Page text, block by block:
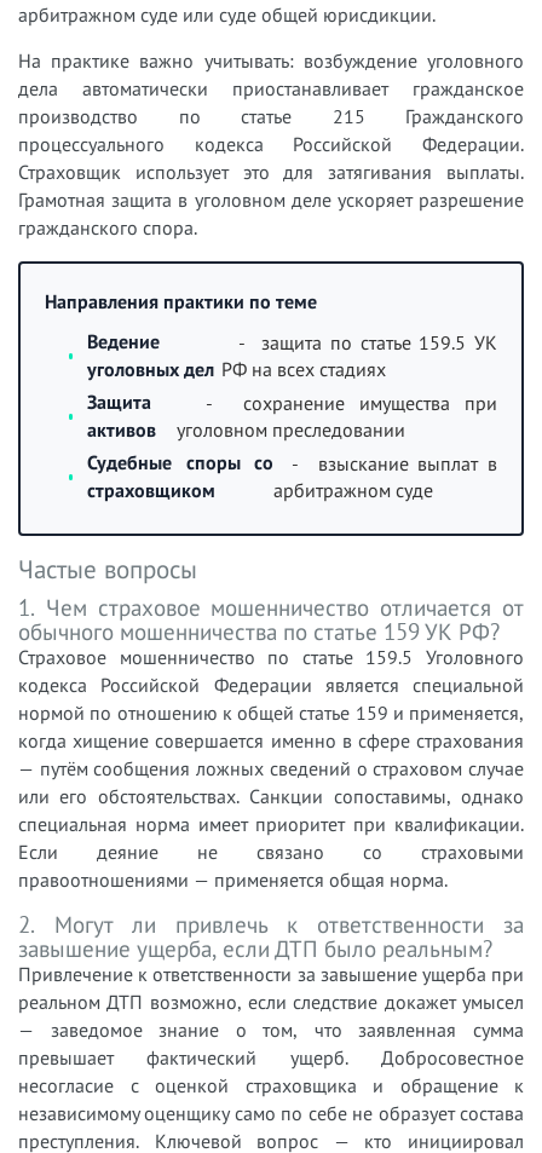
арбитражном суде или суде общей юрисдикции.
На практике важно учитывать: возбуждение уголовного
дела автоматически приостанавливает гражданское
производство по статье 215 Гражданского
процессуального кодекса Российской Федерации.
Страховщик использует это для затягивания выплаты.
Грамотная защита в уголовном деле ускоряет разрешение
гражданского спора.
Направления практики по теме
Ведение
уголовных дел
- защита по статье 159.5 УК
РФ на всех стадиях
Защита
активов
- сохранение имущества при
уголовном преследовании
Судебные споры со
страховщиком
- взыскание выплат в
арбитражном суде
Частые вопросы
1. Чем страховое мошенничество отличается от
обычного мошенничества по статье 159 УК РФ?
Страховое мошенничество по статье 159.5 Уголовного
кодекса Российской Федерации является специальной
нормой по отношению к общей статье 159 и применяется,
когда хищение совершается именно в сфере страхования
— путём сообщения ложных сведений о страховом случае
или его обстоятельствах. Санкции сопоставимы, однако
специальная норма имеет приоритет при квалификации.
Если деяние не связано со страховыми
правоотношениями — применяется общая норма.
2. Могут ли привлечь к ответственности за
завышение ущерба, если ДТП было реальным?
Привлечение к ответственности за завышение ущерба при
реальном ДТП возможно, если следствие докажет умысел
— заведомое знание о том, что заявленная сумма
превышает фактический ущерб. Добросовестное
несогласие с оценкой страховщика и обращение к
независимому оценщику само по себе не образует состава
преступления. Ключевой вопрос — кто инициировал